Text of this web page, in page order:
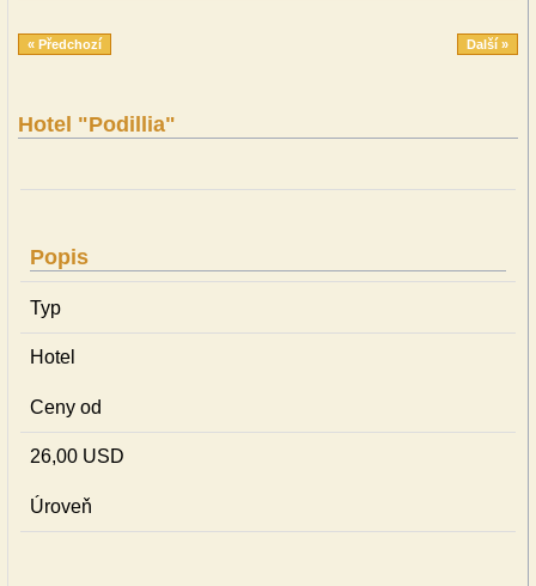
« Předchozí Další »
Hotel "Podillia"
Popis
Typ
Hotel
Ceny od
26,00 USD
Úroveň